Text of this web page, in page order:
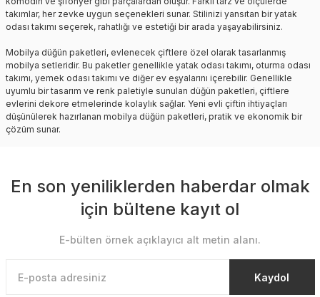
takımlar, her zevke uygun seçenekleri sunar. Stilinizi yansıtan bir yatak
odası takımı seçerek, rahatlığı ve estetiği bir arada yaşayabilirsiniz.
Mobilya düğün paketleri, evlenecek çiftlere özel olarak tasarlanmış
mobilya setleridir. Bu paketler genellikle yatak odası takımı, oturma odası
takımı, yemek odası takımı ve diğer ev eşyalarını içerebilir. Genellikle
uyumlu bir tasarım ve renk paletiyle sunulan düğün paketleri, çiftlere
evlerini dekore etmelerinde kolaylık sağlar. Yeni evli çiftin ihtiyaçları
düşünülerek hazırlanan mobilya düğün paketleri, pratik ve ekonomik bir
çözüm sunar.
En son yeniliklerden haberdar olmak
için bültene kayıt ol
E-bülten örnek açıklayıcı alt metin alanı.
Kaydol